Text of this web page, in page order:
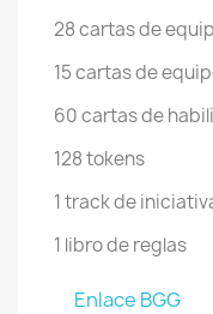
28 cartas de
15 cartas de
60 cartas de
128 tokens
1 track de
1 libro de reglas
Enlace BGG